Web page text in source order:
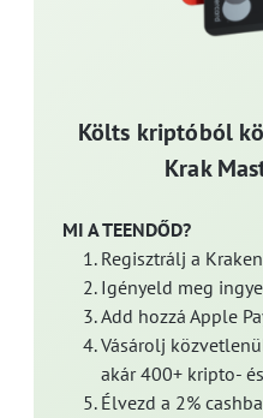
Költs kriptóból
Krak
MI A TEENDŐD?
Regisztrálj a
Igényeld meg
Add hozzá Apple
Vásárolj
akár 400+ kripto-
Élvezd a 2%